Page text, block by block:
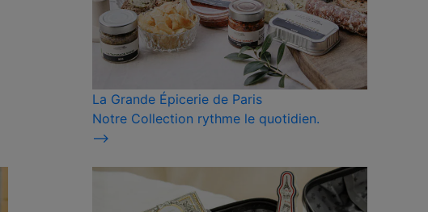
La Grande Épicerie de Paris
Notre Collection rythme le quotidien.
⟶